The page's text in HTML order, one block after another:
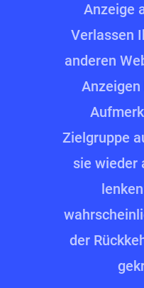
Anzeige
Verlassen
anderen
Anzeigen
Zielgruppe
sie wieder
der